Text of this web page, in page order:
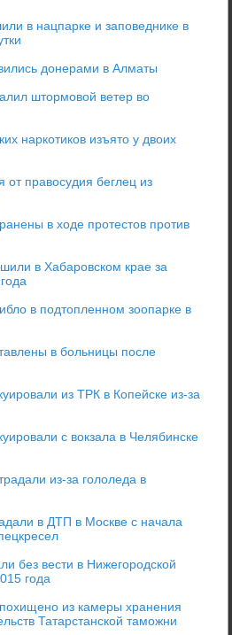
в нацпарке и заповеднике в
донерами в Алматы
штормовой ветер во
наркотиков изъято у двоих
от правосудия беглец из
в ходе протестов против
в Хабаровском крае за
в подтопленном зоопарке в
в больницы после
из ТРК в Копейске из-за
с вокзала в Челябинске
из-за гололеда в
в ДТП в Москве с начала
без вести в Нижегородской
года
из камеры хранения
Татарстанской таможни